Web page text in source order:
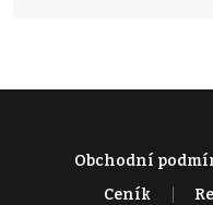
Obchodní
Ceník